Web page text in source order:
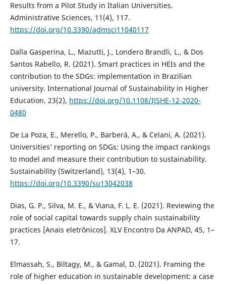
Results from a Pilot Study in Italian Universities.
Administrative Sciences, 11(4), 117.
https://doi.org/10.3390/admsci11040117
Dalla Gasperina, L., Mazutti, J., Londero Brandli, L., & Dos
Santos Rabello, R. (2021). Smart practices in HEIs and the
contribution to the SDGs: implementation in Brazilian
university. International Journal of Sustainability in Higher
Education. 23(2), https://doi.org/10.1108/IJSHE-12-2020-
0480
De La Poza, E., Merello, P., Barberá, A., & Celani, A. (2021).
Universities’ reporting on SDGs: Using the impact rankings
to model and measure their contribution to sustainability.
Sustainability (Switzerland), 13(4), 1–30.
https://doi.org/10.3390/su13042038
Dias, G. P., Silva, M. E., & Viana, F. L. E. (2021). Reviewing the
role of social capital towards supply chain sustainability
practices [Anais eletrônicos]. XLV Encontro Da ANPAD, 45, 1–
17.
Elmassah, S., Biltagy, M., & Gamal, D. (2021). Framing the
role of higher education in sustainable development: a case